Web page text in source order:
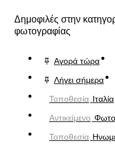
Δημοφιλές στην
φωτογραφίας
Αγορά τώρα
Λήγει σήμερα
Τοποθεσία Ιταλία
Αντικείμενο
Τοποθεσία